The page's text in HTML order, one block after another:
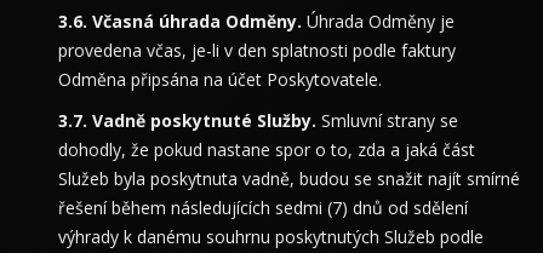
Včasná úhrada Odměny. Úhrada Odměny je
provedena včas, je-li v den splatnosti podle faktury
Odměna připsána na účet Poskytovatele.
Vadně poskytnuté Služby. Smluvní strany se
dohodly, že pokud nastane spor o to, zda a jaká část
Služeb byla poskytnuta vadně, budou se snažit najít smírné
řešení během následujících sedmi (7) dnů od sdělení
výhrady k danému souhrnu poskytnutých Služeb podle